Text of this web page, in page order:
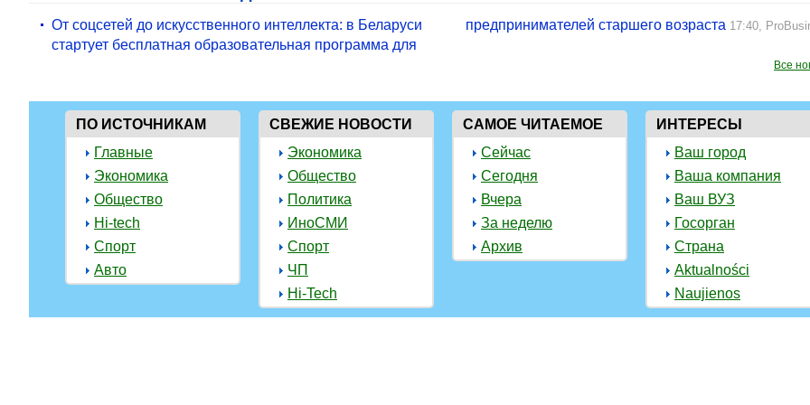
От соцсетей до искусственного интеллекта: в Беларуси
стартует бесплатная образовательная программа для
предпринимателей старшего возраста 17:40,
Все
ПО ИСТОЧНИКАМ
Главные
Экономика
Общество
Hi-tech
Спорт
Авто
СВЕЖИЕ НОВОСТИ
Экономика
Общество
Политика
ИноСМИ
Спорт
ЧП
Hi-Tech
САМОЕ ЧИТАЕМОЕ
Сейчас
Сегодня
Вчера
За неделю
Архив
ИНТЕРЕСЫ
Ваш город
Ваша компания
Ваш ВУЗ
Госорган
Страна
Aktualności
Naujienos